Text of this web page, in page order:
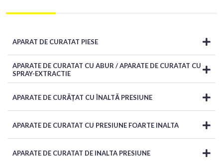
APARAT DE CURATAT PIESE
APARATE DE CURATAT CU ABUR / APARATE DE CURATAT CU
SPRAY-EXTRACTIE
APARATE DE CURĂȚAT CU ÎNALTĂ PRESIUNE
APARATE DE CURATAT CU PRESIUNE FOARTE INALTA
APARATE DE CURATAT DE INALTA PRESIUNE